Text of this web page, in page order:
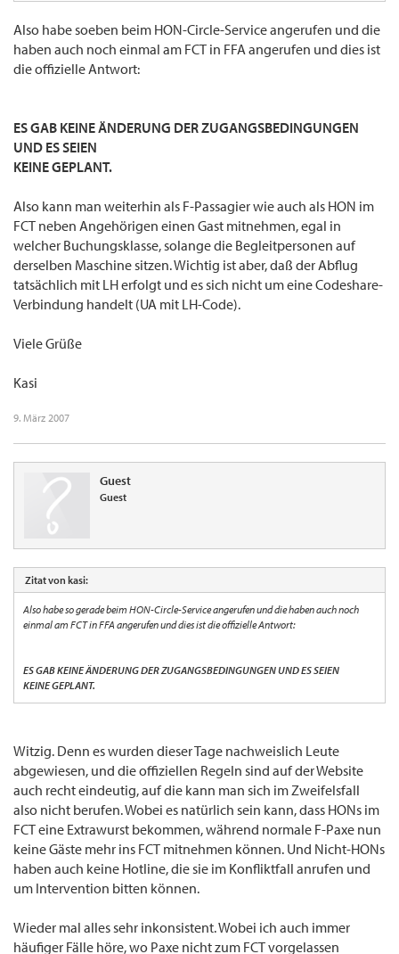
http://www.lufthansa.com/online/portal/ ... #ancN65656
Also habe soeben beim HON-Circle-Service angerufen und die
haben auch noch einmal am FCT in FFA angerufen und dies ist
die offizielle Antwort:
ES GAB KEINE ÄNDERUNG DER ZUGANGSBEDINGUNGEN
UND ES SEIEN
KEINE GEPLANT.
Also kann man weiterhin als F-Passagier wie auch als HON im
FCT neben Angehörigen einen Gast mitnehmen, egal in
welcher Buchungsklasse, solange die Begleitpersonen auf
derselben Maschine sitzen. Wichtig ist aber, daß der Abflug
tatsächlich mit LH erfolgt und es sich nicht um eine Codeshare-
Verbindung handelt (UA mit LH-Code).
Viele Grüße
Kasi
9. März 2007
Guest
Guest
Zitat von kasi:
Also habe so gerade beim HON-Circle-Service angerufen und die haben auch noch
einmal am FCT in FFA angerufen und dies ist die offizielle Antwort:
ES GAB KEINE ÄNDERUNG DER ZUGANGSBEDINGUNGEN UND ES SEIEN
KEINE GEPLANT.
Witzig. Denn es wurden dieser Tage nachweislich Leute
abgewiesen, und die offiziellen Regeln sind auf der Website
auch recht eindeutig, auf die kann man sich im Zweifelsfall
also nicht berufen. Wobei es natürlich sein kann, dass HONs im
FCT eine Extrawurst bekommen, während normale F-Paxe nun
keine Gäste mehr ins FCT mitnehmen können. Und Nicht-HONs
haben auch keine Hotline, die sie im Konfliktfall anrufen und
um Intervention bitten können.
Wieder mal alles sehr inkonsistent. Wobei ich auch immer
häufiger Fälle höre, wo Paxe nicht zum FCT vorgelassen